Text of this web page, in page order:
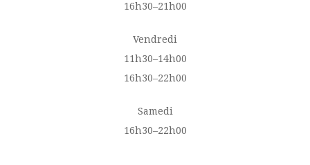
16h30–21h00
Vendredi
11h30–14h00
16h30–22h00
Samedi
16h30–22h00